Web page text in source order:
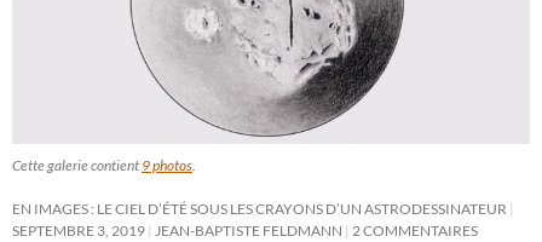
Cette galerie contient 9 photos.
EN IMAGES : LE CIEL D’ÉTÉ SOUS LES CRAYONS D’UN ASTRODESSINATEUR
SEPTEMBRE 3, 2019 JEAN-BAPTISTE FELDMANN 2 COMMENTAIRES